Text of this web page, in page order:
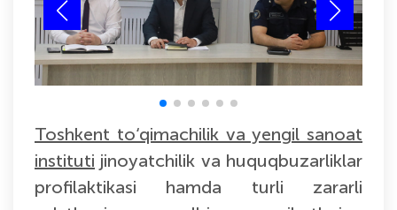
Toshkent to‘qimachilik va yengil sanoat
instituti jinoyatchilik va huquqbuzarliklar
profilaktikasi hamda turli zararli